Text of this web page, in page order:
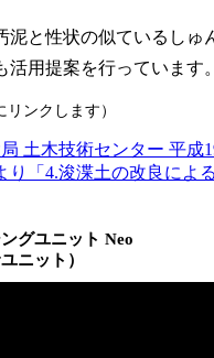
泥と性状の似ているしゅ
用提案を行っています。
ンクします）
土木技術センター 平成
り「4.浚渫土の改良による
グユニット Neo
ニット）